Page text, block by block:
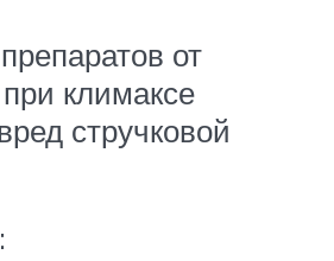
от
климаксе
стручковой